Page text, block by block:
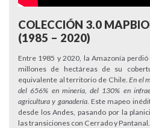
COLECCIÓN 3.0
(1985 – 2020)
Entre 1985 y 2020, la Amazonía
millones de hectáreas de su
equivalente al territorio de Chile.En el
del 656% en minería, del 130% en
agricultura y ganadería. Este mapeo
desde los Andes, pasando por la
las transiciones con Cerrado y Pantanal.